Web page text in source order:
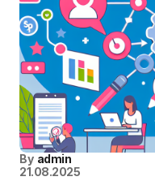
By admin
21.08.2025